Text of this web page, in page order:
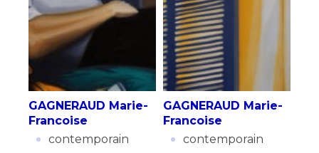
GAGNERAUD Marie-
Francoise
· contemporain
GAGNERAUD Marie-
Francoise
· contemporain